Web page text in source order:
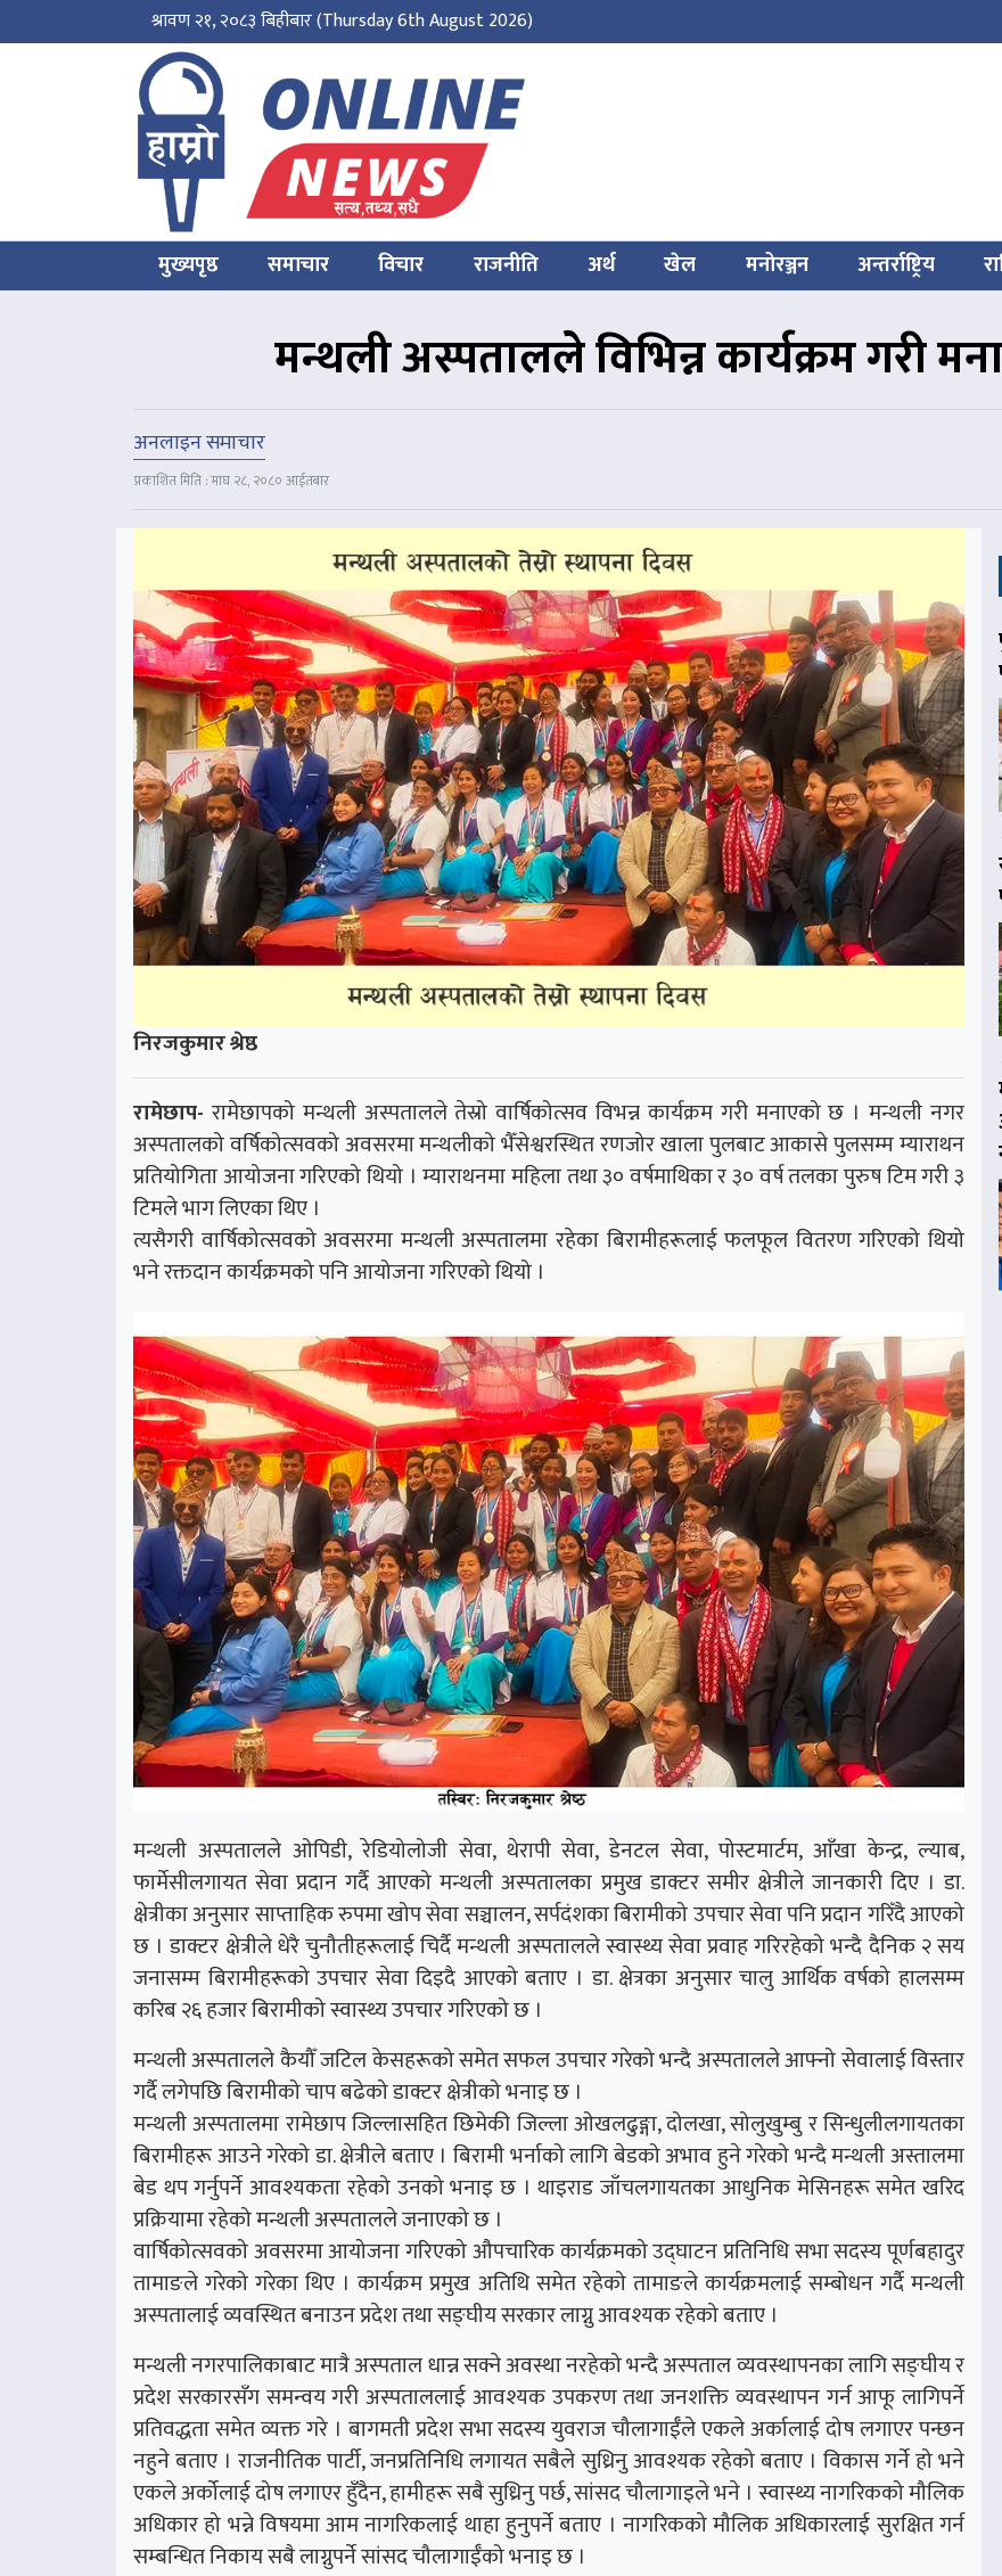
श्रावण २१, २०८३ बिहीबार(Thursday 6th August 2026)
मुख्यपृष्ठ समाचार विचार राजनीति अर्थ खेल मनोरञ्जन अन्तर्राष्ट्रिय
मन्थली अस्पतालले विभिन्न कार्यक्रम गरी
अनलाइन समाचार
प्रकाशित मिति : माघ २८, २०८० आईतबार
निरजकुमार श्रेष्ठ
रामेछाप- रामेछापको मन्थली अस्पतालले तेस्रो वार्षिकोत्सव विभन्न कार्यक्रम गरी मनाएको छ । मन्थली नगर
अस्पतालको वर्षिकोत्सवको अवसरमा मन्थलीको भैँसेश्वरस्थित रणजोर खाला पुलबाट आकासे पुलसम्म म्याराथन
प्रतियोगिता आयोजना गरिएको थियो । म्याराथनमा महिला तथा ३० वर्षमाथिका र ३० वर्ष तलका पुरुष टिम गरी ३
टिमले भाग लिएका थिए ।
त्यसैगरी वार्षिकोत्सवको अवसरमा मन्थली अस्पतालमा रहेका बिरामीहरूलाई फलफूल वितरण गरिएको थियो
भने रक्तदान कार्यक्रमको पनि आयोजना गरिएको थियो ।
मन्थली अस्पतालले ओपिडी, रेडियोलोजी सेवा, थेरापी सेवा, डेनटल सेवा, पोस्टमार्टम, आँखा केन्द्र, ल्याब,
फार्मेसीलगायत सेवा प्रदान गर्दै आएको मन्थली अस्पतालका प्रमुख डाक्टर समीर क्षेत्रीले जानकारी दिए । डा.
क्षेत्रीका अनुसार साप्ताहिक रुपमा खोप सेवा सञ्चालन, सर्पदंशका बिरामीको उपचार सेवा पनि प्रदान गरिँदै आएको
छ । डाक्टर क्षेत्रीले धेरै चुनौतीहरूलाई चिर्दै मन्थली अस्पतालले स्वास्थ्य सेवा प्रवाह गरिरहेको भन्दै दैनिक २ सय
जनासम्म बिरामीहरूको उपचार सेवा दिइदै आएको बताए । डा. क्षेत्रका अनुसार चालु आर्थिक वर्षको हालसम्म
करिब २६ हजार बिरामीको स्वास्थ्य उपचार गरिएको छ ।
मन्थली अस्पतालले कैयौँ जटिल केसहरूको समेत सफल उपचार गरेको भन्दै अस्पतालले आफ्नो सेवालाई विस्तार
गर्दै लगेपछि बिरामीको चाप बढेको डाक्टर क्षेत्रीको भनाइ छ ।
मन्थली अस्पतालमा रामेछाप जिल्लासहित छिमेकी जिल्ला ओखलढुङ्गा, दोलखा, सोलुखुम्बु र सिन्धुलीलगायतका
बिरामीहरू आउने गरेको डा. क्षेत्रीले बताए । बिरामी भर्नाको लागि बेडको अभाव हुने गरेको भन्दै मन्थली अस्तालमा
बेड थप गर्नुपर्ने आवश्यकता रहेको उनको भनाइ छ । थाइराड जाँचलगायतका आधुनिक मेसिनहरू समेत खरिद
प्रक्रियामा रहेको मन्थली अस्पतालले जनाएको छ ।
वार्षिकोत्सवको अवसरमा आयोजना गरिएको औपचारिक कार्यक्रमको उद्घाटन प्रतिनिधि सभा सदस्य पूर्णबहादुर
तामाङले गरेको गरेका थिए । कार्यक्रम प्रमुख अतिथि समेत रहेको तामाङले कार्यक्रमलाई सम्बोधन गर्दै मन्थली
अस्पतालाई व्यवस्थित बनाउन प्रदेश तथा सङ्घीय सरकार लाग्नु आवश्यक रहेको बताए ।
मन्थली नगरपालिकाबाट मात्रै अस्पताल धान्न सक्ने अवस्था नरहेको भन्दै अस्पताल व्यवस्थापनका लागि सङ्घीय र
प्रदेश सरकारसँग समन्वय गरी अस्पताललाई आवश्यक उपकरण तथा जनशक्ति व्यवस्थापन गर्न आफू लागिपर्ने
प्रतिवद्धता समेत व्यक्त गरे । बागमती प्रदेश सभा सदस्य युवराज चौलागाईँले एकले अर्कालाई दोष लगाएर पन्छन
नहुने बताए । राजनीतिक पार्टी, जनप्रतिनिधि लगायत सबैले सुध्रिनु आवश्यक रहेको बताए । विकास गर्ने हो भने
एकले अर्कोलाई दोष लगाएर हुँदैन, हामीहरू सबै सुध्रिनु पर्छ, सांसद चौलागाइले भने । स्वास्थ्य नागरिकको मौलिक
अधिकार हो भन्ने विषयमा आम नागरिकलाई थाहा हुनुपर्ने बताए । नागरिकको मौलिक अधिकारलाई सुरक्षित गर्न
सम्बन्धित निकाय सबै लाग्नुपर्ने सांसद चौलागाईँको भनाइ छ ।